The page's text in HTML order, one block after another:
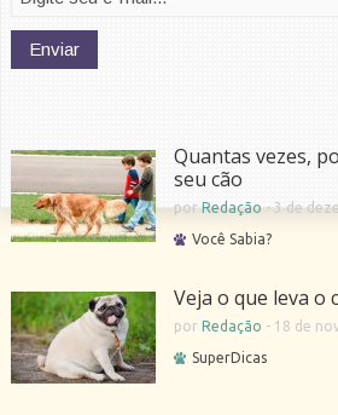
Quantas vezes,
seu cão
porRedação-3 de
Você Sabia?
Veja o que leva o
por Redação - 18 de
SuperDicas